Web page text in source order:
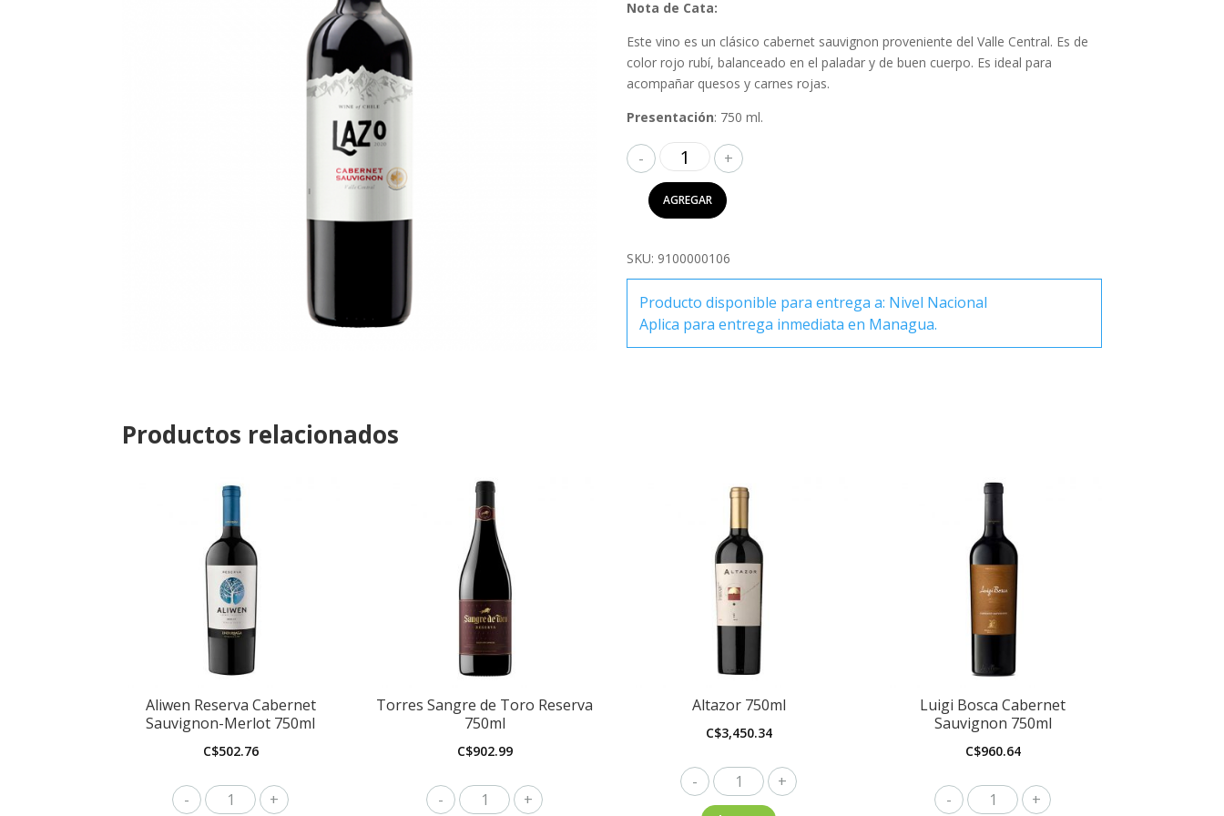
Nota de Cata:
Este vino es un clásico cabernet sauvignon proveniente del Valle Central. Es de
color rojo rubí, balanceado en el paladar y de buen cuerpo. Es ideal para
acompañar quesos y carnes rojas.
Presentación: 750 ml.
Lazo
Cabernet
Sauvignon
750ml
AGREGAR
SKU: 9100000106
Producto disponible para entrega a: Nivel Nacional
Aplica para entrega inmediata en Managua.
Productos relacionados
Aliwen Reserva Cabernet
Sauvignon-Merlot 750ml
C$502.76
Aliwen
Torres Sangre de Toro Reserva
750ml
C$902.99
Torres
Altazor 750ml
C$3,450.34
Altazor
750ml
Luigi Bosca Cabernet
Sauvignon 750ml
C$960.64
Luigi